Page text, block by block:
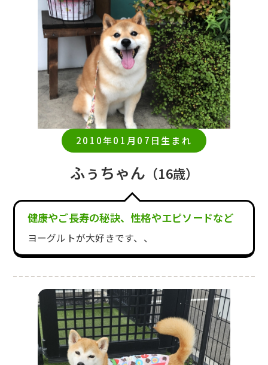
2010年01月07日生まれ
ふぅちゃん （16歳）
健康やご長寿の秘訣、性格やエピソードなど
ヨーグルトが大好きです、、